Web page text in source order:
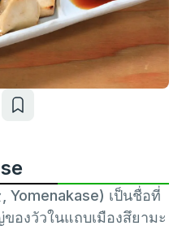
Yomenakase) เป็นชื่อที่
องวัวในแถบเมืองสึยามะ